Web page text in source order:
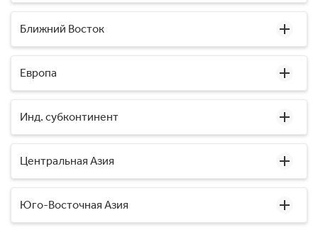
Ближний Восток
Европа
Инд. субконтинент
Центральная Азия
Юго-Восточная Азия